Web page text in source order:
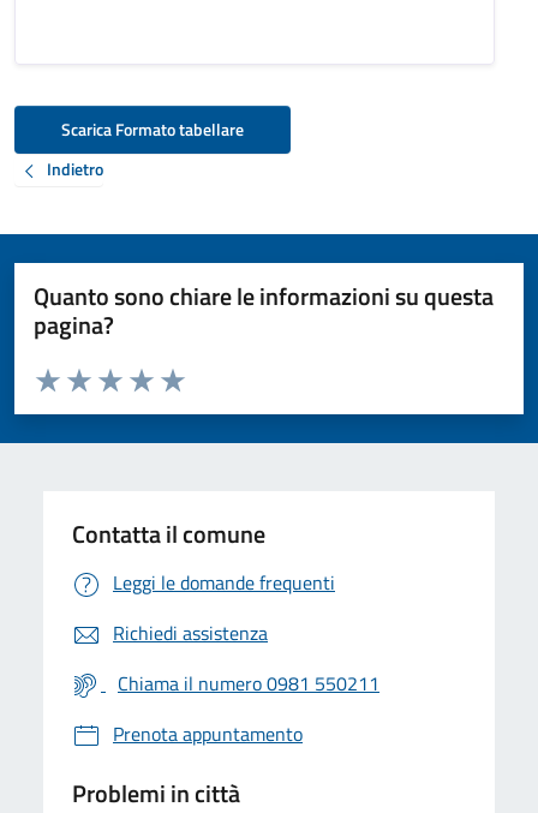
Scarica Formato tabellare
Indietro
Quanto sono chiare le informazioni su questa
pagina?
Valuta da 1 a 5 stelle la pagina
Valuta 5 stelle su 5
Valuta 4 stelle su 5
Valuta 3 stelle su 5
Valuta 2 stelle su 5
Valuta 1 stelle su 5
Contatta il comune
Leggi le domande frequenti
Richiedi assistenza
Chiama il numero 0981 550211
Prenota appuntamento
Problemi in città